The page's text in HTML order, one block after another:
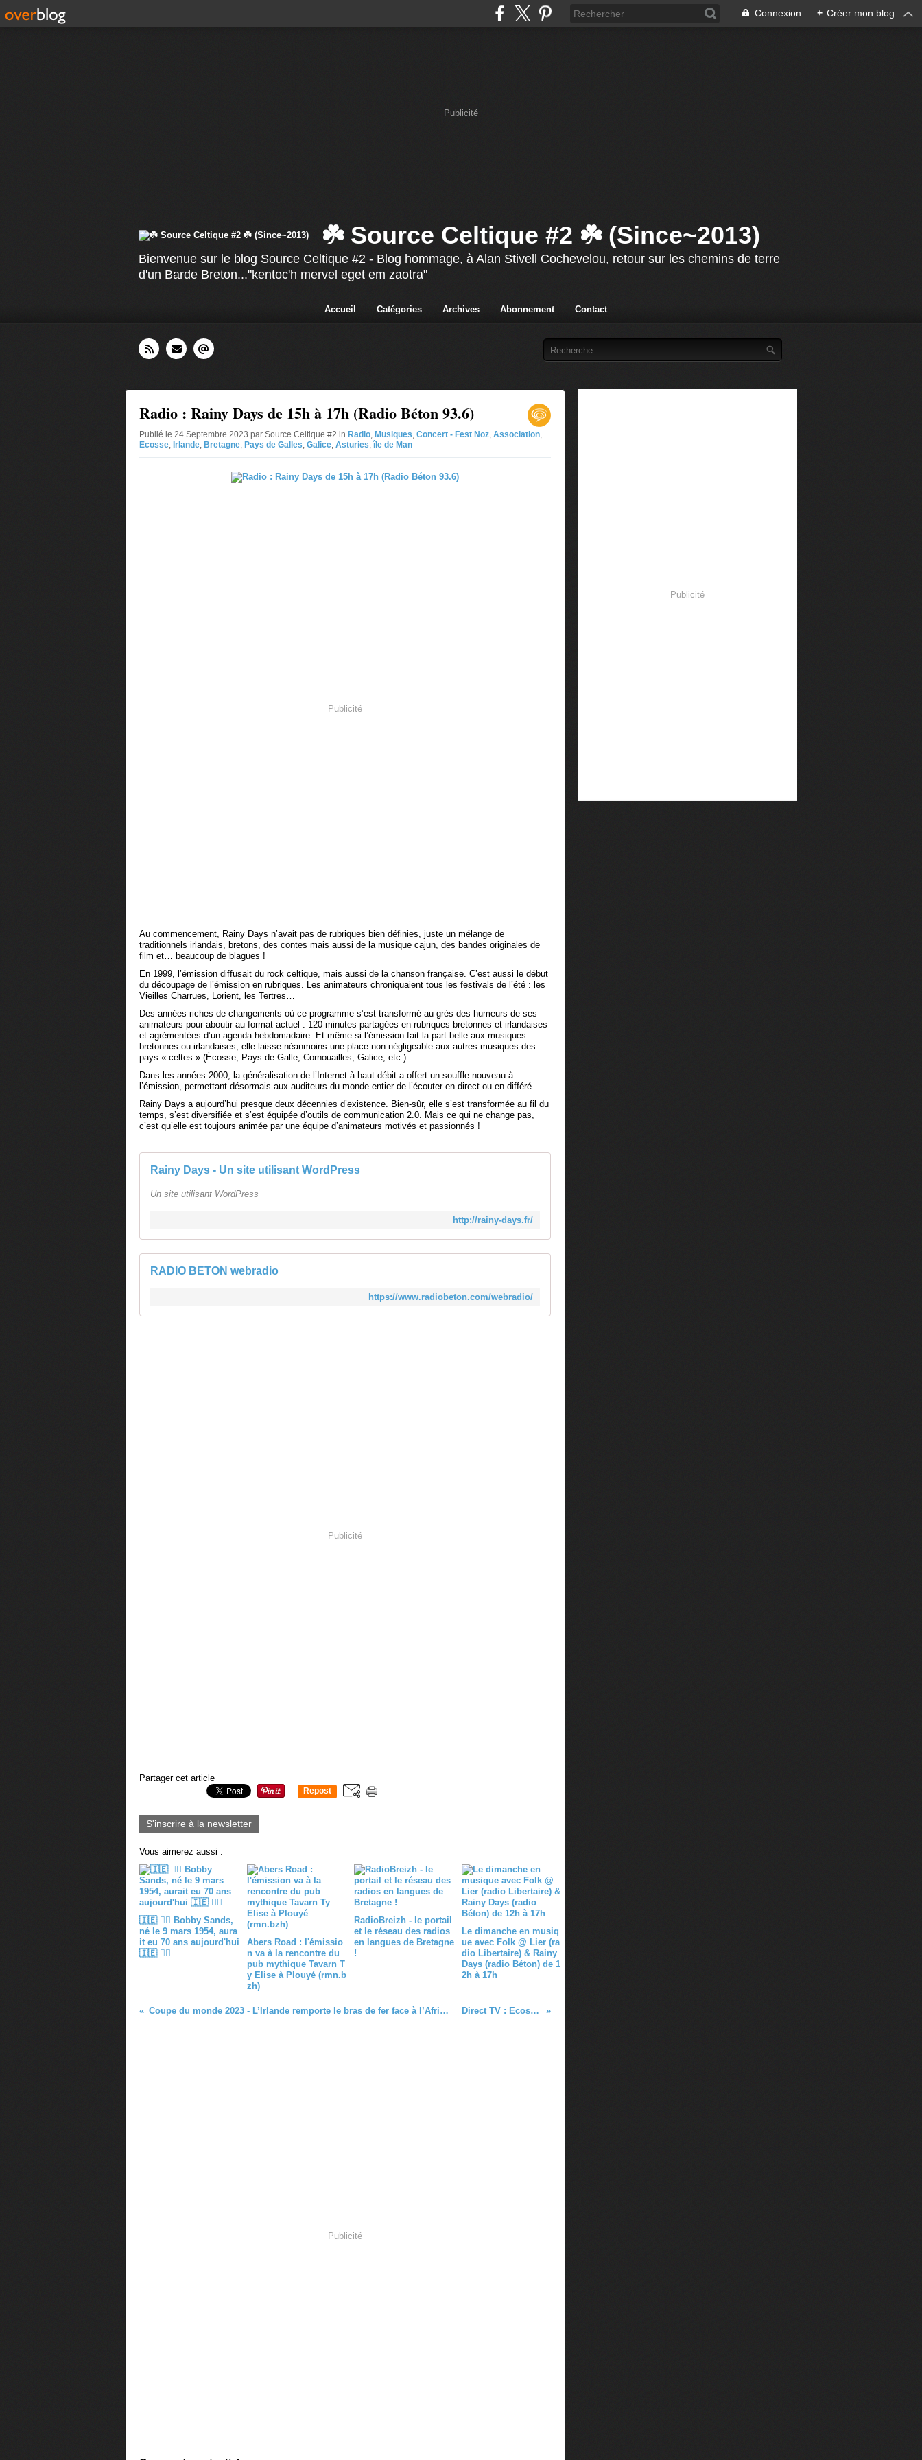
Connexion + Créer mon blog
Publicité
☘️ Source Celtique #2 ☘️ (Since~2013)
Bienvenue sur le blog Source Celtique #2 - Blog hommage, à Alan Stivell Cochevelou, retour sur les chemins de terre
d'un Barde Breton..."kentoc'h mervel eget em zaotra"
Accueil Catégories Archives Abonnement Contact
Radio : Rainy Days de 15h à 17h (Radio Béton 93.6)
Publié le 24 Septembre 2023 par Source Celtique #2 in Radio, Musiques, Concert - Fest Noz, Association,
Ecosse, Irlande, Bretagne, Pays de Galles, Galice, Asturies,île de Man
Publicité
Au commencement, Rainy Days n’avait pas de rubriques bien définies, juste un mélange de
traditionnels irlandais, bretons, des contes mais aussi de la musique cajun, des bandes originales de
film et… beaucoup de blagues !
En 1999, l’émission diffusait du rock celtique, mais aussi de la chanson française. C’est aussi le début
du découpage de l’émission en rubriques. Les animateurs chroniquaient tous les festivals de l’été : les
Vieilles Charrues, Lorient, les Tertres…
Des années riches de changements où ce programme s’est transformé au grès des humeurs de ses
animateurs pour aboutir au format actuel : 120 minutes partagées en rubriques bretonnes et irlandaises
et agrémentées d’un agenda hebdomadaire. Et même si l’émission fait la part belle aux musiques
bretonnes ou irlandaises, elle laisse néanmoins une place non négligeable aux autres musiques des
pays « celtes » (Écosse, Pays de Galle, Cornouailles, Galice, etc.)
Dans les années 2000, la généralisation de l’Internet à haut débit a offert un souffle nouveau à
l’émission, permettant désormais aux auditeurs du monde entier de l’écouter en direct ou en différé.
Rainy Days a aujourd’hui presque deux décennies d’existence. Bien-sûr, elle s’est transformée au fil du
temps, s’est diversifiée et s’est équipée d’outils de communication 2.0. Mais ce qui ne change pas,
c’est qu’elle est toujours animée par une équipe d’animateurs motivés et passionnés !
Rainy Days - Un site utilisant WordPress
Un site utilisant WordPress
http://rainy-days.fr/
RADIO BETON webradio
https://www.radiobeton.com/webradio/
Publicité
Partager cet article
Repost
S'inscrire à la newsletter
Vous aimerez aussi :
🇮🇪 ✊🏽 Bobby Sands,
né le 9 mars 1954, aura
it eu 70 ans aujourd'hui
🇮🇪 ✊🏽
Abers Road : l'émissio
n va à la rencontre du
pub mythique Tavarn T
y Elise à Plouyé (rmn.b
zh)
RadioBreizh - le portail
et le réseau des radios
en langues de Bretagne
!
Le dimanche en musiq
ue avec Folk @ Lier (ra
dio Libertaire) & Rainy
Days (radio Béton) de 1
2h à 17h
Coupe du monde 2023 - L’Irlande remporte le bras de fer face à l’Afrique du Sud (eurosport.fr / 24.09.23) Direct TV : Écosse vs Tonga
Publicité
Publicité